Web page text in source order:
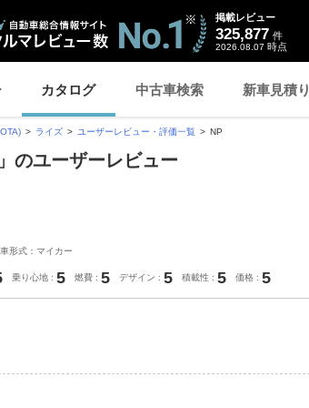
掲載レビュー
325,877 件
2026.08.07 時点
カタログ 中古車検索 新車見積り
ライズ ユーザーレビュー・評価一覧 NP
のユーザーレビュー
形式：マイカー
乗り心地 5 燃費 5 デザイン 5 積載性 5 価格 5